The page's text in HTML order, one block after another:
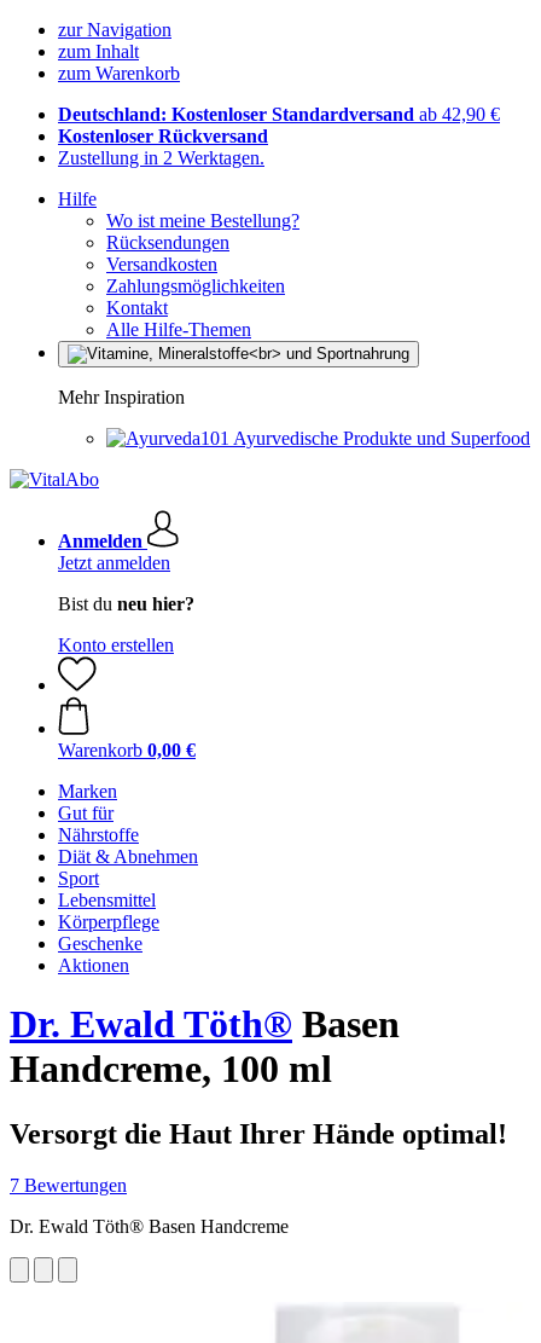
zur Navigation
zum Inhalt
zum Warenkorb
Deutschland: Kostenloser Standardversand ab 42,90 €
Kostenloser Rückversand
Zustellung in 2 Werktagen.
Hilfe
Wo ist meine Bestellung?
Rücksendungen
Versandkosten
Zahlungsmöglichkeiten
Kontakt
Alle Hilfe-Themen
Mehr Inspiration
Ayurvedische Produkte und Superfood
Anmelden
Jetzt anmelden
Bist du neu hier?
Konto erstellen
Warenkorb 0,00 €
Marken
Gut für
Nährstoffe
Diät & Abnehmen
Sport
Lebensmittel
Körperpflege
Geschenke
Aktionen
Dr. Ewald Töth® Basen
Handcreme, 100 ml
Versorgt die Haut Ihrer Hände optimal!
7 Bewertungen
Dr. Ewald Töth® Basen Handcreme